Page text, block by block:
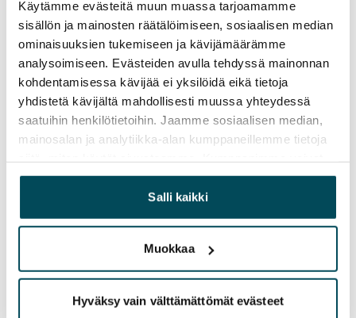
Käytämme evästeitä muun muassa tarjoamamme
sisällön ja mainosten räätälöimiseen, sosiaalisen median
ominaisuuksien tukemiseen ja kävijämäärämme
analysoimiseen. Evästeiden avulla tehdyssä mainonnan
kohdentamisessa kävijää ei yksilöidä eikä tietoja
yhdistetä kävijältä mahdollisesti muussa yhteydessä
saatuihin henkilötietoihin. Jaamme sosiaalisen median,
mainosalan ja analytiikka-alan kumppaneillemme tietoja
yhdistää näitä tietoja muihin tietoihin, joita olet antanut
heille tai joita on kerätty, kun olet käyttänyt heidän
palvelujaan.
Salli kaikki
Muokkaa
Hyväksy vain välttämättömät evästeet
Vuokrasopimus
Toistaiseksi voimassa oleva, minimi asumisaika
12 kk
Irtisanomis­mahdollisuus
12 kk vuokrasopimuksesta tai sopimussakolla
aiemmin
Kotivakuutus
Vesimaksu
Sähkömaksu
Vuokralainen solmii itse sähkösopimuksen.